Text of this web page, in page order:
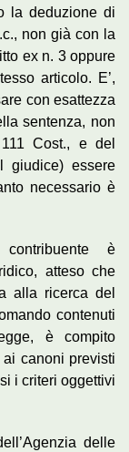
la deduzione di
non già con la
ex n. 3 oppure
articolo. E’,
con esattezza
sentenza, non
Cost., e del
giudice) essere
necessario è
è
atteso che
alla ricerca del
contenuti
è compito
canoni previsti
i criteri oggettivi
delle